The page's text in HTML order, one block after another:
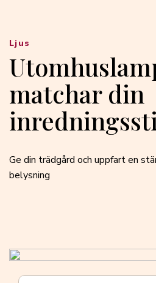
matchar din
Ge din trädgård och uppfart en
belysning
Ljus